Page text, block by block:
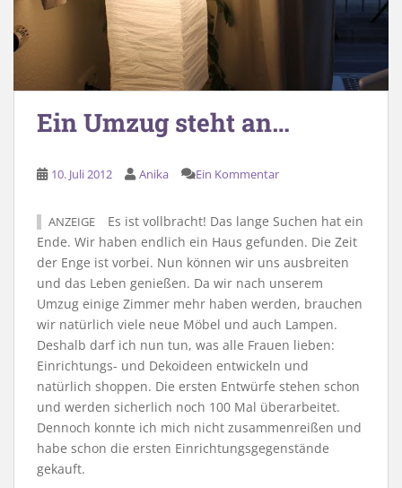
Ein Umzug steht an…
10. Juli 2012 Anika Ein Kommentar
ANZEIGE
Es ist vollbracht! Das lange Suchen hat ein
Ende. Wir haben endlich ein Haus gefunden. Die Zeit
der Enge ist vorbei. Nun können wir uns ausbreiten
und das Leben genießen. Da wir nach unserem
Umzug einige Zimmer mehr haben werden, brauchen
wir natürlich viele neue Möbel und auch Lampen.
Deshalb darf ich nun tun, was alle Frauen lieben:
Einrichtungs- und Dekoideen entwickeln und
natürlich shoppen. Die ersten Entwürfe stehen schon
und werden sicherlich noch 100 Mal überarbeitet.
Dennoch konnte ich mich nicht zusammenreißen und
habe schon die ersten Einrichtungsgegenstände
gekauft.